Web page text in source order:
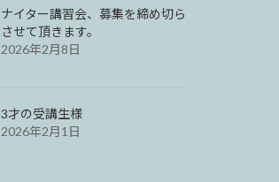
ナイター講習会、募集を締め切ら
させて頂きます。
2026年2月8日
3才の受講生様
2026年2月1日